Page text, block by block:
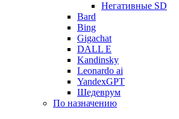
Негативные SD
Bard
Bing
Gigachat
DALL E
Kandinsky
Leonardo ai
YandexGPT
Шедеврум
По назначению